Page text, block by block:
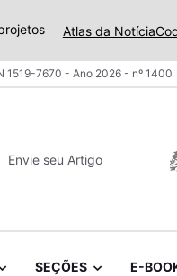
Atlas da Notícia
1519-7670 - Ano 2026 - nº 1400
Envie seu Artigo
SEÇÕES E-